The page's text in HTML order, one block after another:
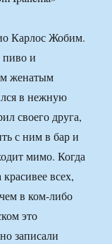
Карлос Жобим.
пиво и
женатым
в нежную
своего друга,
с ним в бар и
мимо. Когда
всех,
в ком-либо
это
записали